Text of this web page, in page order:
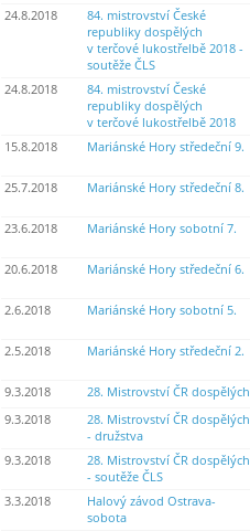
24.8.2018
84. mistrovství České
republiky dospělých
v terčové lukostřelbě 2018 -
soutěže ČLS
24.8.2018
84. mistrovství České
republiky dospělých
v terčové lukostřelbě 2018
15.8.2018 Mariánské Hory středeční 9.
25.7.2018 Mariánské Hory středeční 8.
23.6.2018 Mariánské Hory sobotní 7.
20.6.2018 Mariánské Hory středeční 6.
2.6.2018 Mariánské Hory sobotní 5.
2.5.2018 Mariánské Hory středeční 2.
9.3.2018 28. Mistrovství ČR dospělých
9.3.2018
28. Mistrovství ČR dospělých
- družstva
9.3.2018
28. Mistrovství ČR dospělých
- soutěže ČLS
3.3.2018
Halový závod Ostrava-
sobota